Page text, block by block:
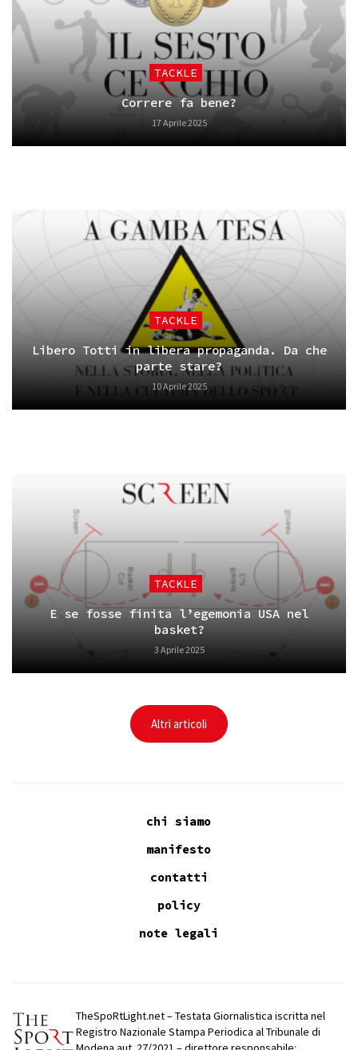
TACKLE
Correre fa bene?
17 Aprile 2025
TACKLE
Libero Totti in libera propaganda. Da che
parte stare?
10 Aprile 2025
TACKLE
E se fosse finita l’egemonia USA nel
basket?
3 Aprile 2025
Altri articoli
chi siamo
manifesto
contatti
policy
note legali
TheSpoRtLight.net – Testata Giornalistica iscritta nel
Registro Nazionale Stampa Periodica al Tribunale di